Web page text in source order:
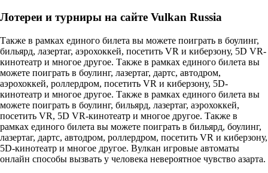
Лотереи и турниры на сайте Vulkan Russia
Также в рамках единого билета вы можете поиграть в боулинг,
бильярд, лазертаг, аэрохоккей, посетить VR и киберзону, 5D VR-
кинотеатр и многое другое. Также в рамках единого билета вы
можете поиграть в боулинг, лазертаг, дартс, автодром,
аэрохоккей, роллердром, посетить VR и киберзону, 5D-
кинотеатр и многое другое. Также в рамках единого билета вы
можете поиграть в боулинг, бильярд, лазертаг, аэрохоккей,
посетить VR, 5D VR-кинотеатр и многое другое. Также в
рамках единого билета вы можете поиграть в бильярд, боулинг,
лазертаг, дартс, автодром, роллердром, посетить VR и киберзону,
5D-кинотеатр и многое другое. Вулкан игровые автоматы
онлайн способы вызвать у человека невероятное чувство азарта.